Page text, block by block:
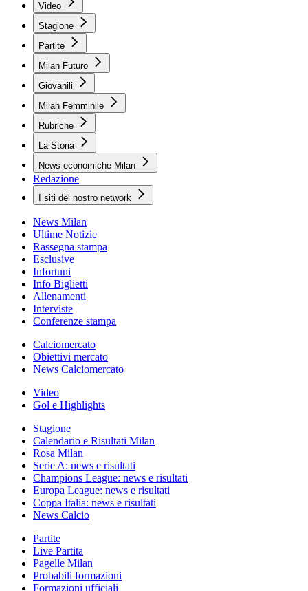
Video
Stagione
Partite
Milan Futuro
Giovanili
Milan Femminile
Rubriche
La Storia
News economiche Milan
Redazione
I siti del nostro network
News Milan
Ultime Notizie
Rassegna stampa
Esclusive
Infortuni
Info Biglietti
Allenamenti
Interviste
Conferenze stampa
Calciomercato
Obiettivi mercato
News Calciomercato
Video
Gol e Highlights
Stagione
Calendario e Risultati Milan
Rosa Milan
Serie A: news e risultati
Champions League: news e risultati
Europa League: news e risultati
Coppa Italia: news e risultati
News Calcio
Partite
Live Partita
Pagelle Milan
Probabili formazioni
Formazioni ufficiali